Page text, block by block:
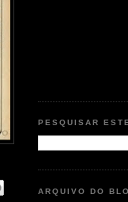
PESQUISAR
ARQUIVO DO